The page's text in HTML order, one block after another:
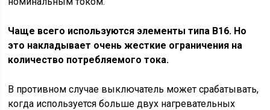
Чаще всего используются элементы типа В16. Но
это накладывает очень жесткие ограничения на
количество потребляемого тока.
В противном случае выключатель может срабатывать,
когда используется больше двух нагревательных